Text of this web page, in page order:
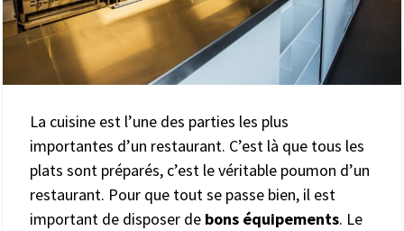
La cuisine est l’une des parties les plus
importantes d’un restaurant. C’est là que tous les
plats sont préparés, c’est le véritable poumon d’un
restaurant. Pour que tout se passe bien, il est
important de disposer de bons équipements. Le